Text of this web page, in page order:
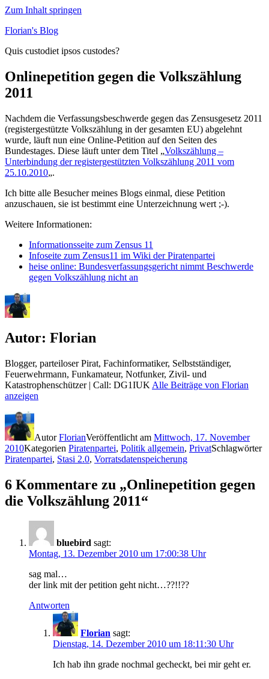
Zum Inhalt springen
Florian's Blog
Quis custodiet ipsos custodes?
Onlinepetition gegen die Volkszählung
2011
Nachdem die Verfassungsbeschwerde gegen das Zensusgesetz 2011
(registergestützte Volkszählung in der gesamten EU) abgelehnt
wurde, läuft nun eine Online-Petition auf den Seiten des
Bundestages. Diese läuft unter dem Titel „Volkszählung –
Unterbindung der registergestützten Volkszählung 2011 vom
25.10.2010„.
Ich bitte alle Besucher meines Blogs einmal, diese Petition
anzuschauen, sie ist bestimmt eine Unterzeichnung wert ;-).
Weitere Informationen:
Informationsseite zum Zensus 11
Infoseite zum Zensus11 im Wiki der Piratenpartei
heise online: Bundesverfassungsgericht nimmt Beschwerde
gegen Volkszählung nicht an
Autor: Florian
Blogger, parteiloser Pirat, Fachinformatiker, Selbstständiger,
Feuerwehrmann, Funkamateur, Notfunker, Zivil- und
Katastrophenschützer | Call: DG1IUK Alle Beiträge von Florian
anzeigen
AutorFlorianVeröffentlicht am Mittwoch, 17. November
2010Kategorien Piratenpartei, Politik allgemein, PrivatSchlagwörter
Piratenpartei, Stasi 2.0, Vorratsdatenspeicherung
6 Kommentare zu „Onlinepetition gegen
die Volkszählung 2011“
bluebird sagt:
Montag, 13. Dezember 2010 um 17:00:38 Uhr
sag mal…
der link mit der petition geht nicht…??!!??
Antworten
Florian sagt:
Dienstag, 14. Dezember 2010 um 18:11:30 Uhr
Ich hab ihn grade nochmal gecheckt, bei mir geht er.